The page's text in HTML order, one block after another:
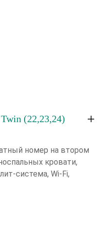
(22,23,24)
номер на втором
кровати,
система, Wi-Fi,